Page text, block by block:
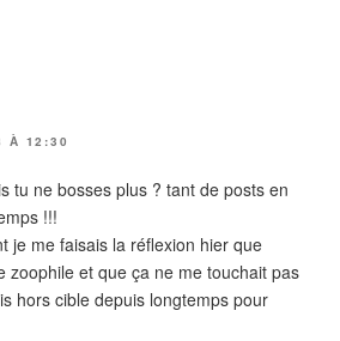
À 12:30
tu ne bosses plus ? tant de posts en
!!!
je me faisais la réflexion hier que
zoophile et que ça ne me touchait pas
hors cible depuis longtemps pour